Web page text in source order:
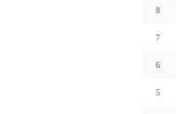
8
7
6
5